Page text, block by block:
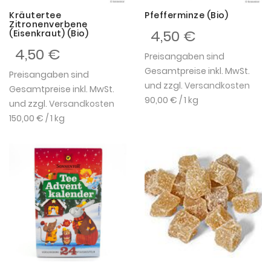
Kräutertee
Zitronenverbene
(Eisenkraut) (Bio)
4,50 €
Preisangaben sind
Gesamtpreise inkl. MwSt.
und zzgl. Versandkosten
150,00 € / 1 kg
Pfefferminze (Bio)
4,50 €
Preisangaben sind
Gesamtpreise inkl. MwSt.
und zzgl. Versandkosten
90,00 € / 1 kg